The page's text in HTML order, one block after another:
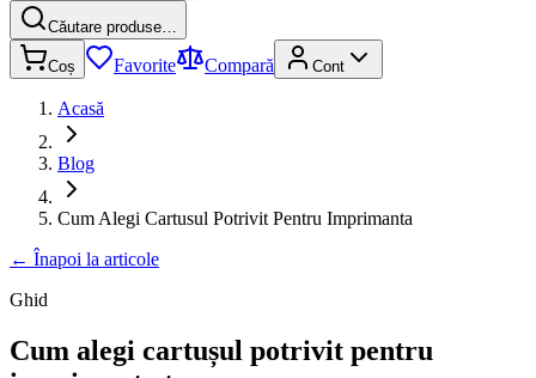
Căutare produse…
Coș Favorite Compară Cont
Acasă
Blog
Cum Alegi Cartusul Potrivit Pentru Imprimanta
← Înapoi la articole
Ghid
Cum alegi cartușul potrivit pentru